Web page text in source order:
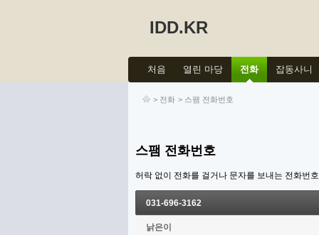
IDD.KR
처음 열린 마당 전화 잡동사니
> 전화 > 스팸 전화번호
스팸 전화번호
허락 없이 전화를 걸거나 문자를 보내는 전화번
031-696-3162
낡은이